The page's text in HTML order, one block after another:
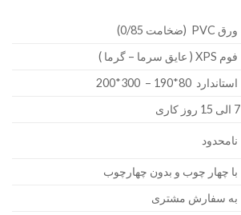
ورق PVC (ضخامت 0/85)
فوم XPS ( عایق سرما – گرما )
استاندارد 80*190 – 300*200
7 الی 15 روز کاری
نامحدود
با چهار چوب و بدون چهارچوب
به سفارش مشتری